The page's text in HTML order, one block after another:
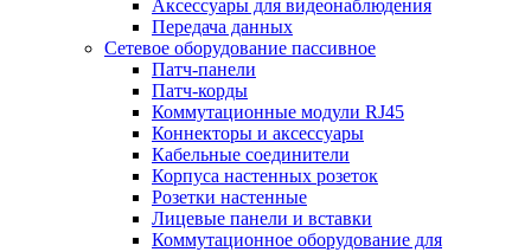
Аксессуары для видеонаблюдения
Передача данных
Сетевое оборудование пассивное
Патч-панели
Патч-корды
Коммутационные модули RJ45
Коннекторы и аксессуары
Кабельные соединители
Корпуса настенных розеток
Розетки настенные
Лицевые панели и вставки
Коммутационное оборудование для